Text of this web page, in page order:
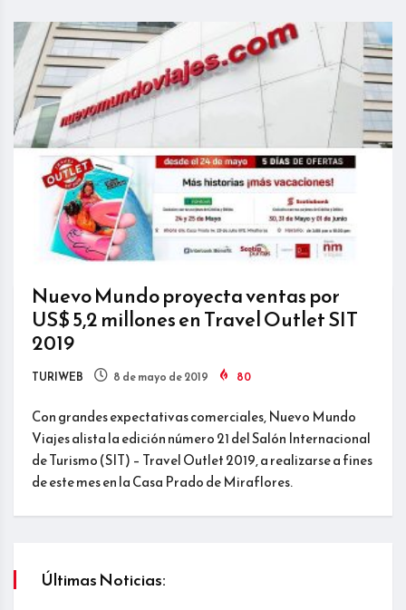
Nuevo Mundo proyecta ventas por
US$ 5,2 millones en Travel Outlet SIT
2019
TURIWEB 8 de mayo de 2019 80
Con grandes expectativas comerciales, Nuevo Mundo
Viajes alista la edición número 21 del Salón Internacional
de Turismo (SIT) – Travel Outlet 2019, a realizarse a fines
de este mes en la Casa Prado de Miraflores.
Últimas Noticias: